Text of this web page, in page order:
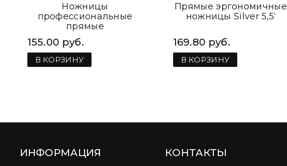
Ножницы
профессиональные
прямые
парикмахерские 6.0
kiepe
155.00 руб.
В КОРЗИНУ
Прямые эргономичные
ножницы Silver 5,5‘
169.80 руб.
В КОРЗИНУ
ИНФОРМАЦИЯ КОНТАКТЫ